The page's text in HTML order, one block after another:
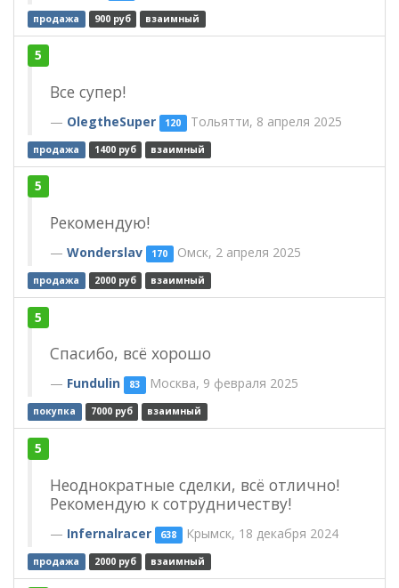
продажа 900 руб взаимный
5
Все супер!
OlegtheSuper 120 Тольятти, 8 апреля 2025
продажа 1400 руб взаимный
5
Рекомендую!
Wonderslav 170 Омск, 2 апреля 2025
продажа 2000 руб взаимный
5
Спасибо, всё хорошо
Fundulin 83 Москва, 9 февраля 2025
покупка 7000 руб взаимный
5
Неоднократные сделки, всё отлично!
Рекомендую к сотрудничеству!
Infernalracer 638 Крымск, 18 декабря 2024
продажа 2000 руб взаимный